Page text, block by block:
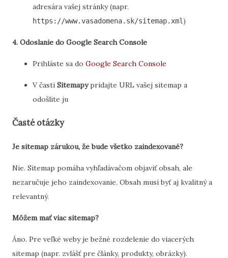
adresára vašej stránky (napr.
https://www.vasadomena.sk/sitemap.xml)
4. Odoslanie do Google Search Console
Prihláste sa do Google Search Console
V časti Sitemapypridajte URL vašej sitemap a
odošlite ju
Časté otázky
Je sitemap zárukou, že bude všetko zaindexované?
Nie. Sitemap pomáha vyhľadávačom objaviť obsah, ale
nezaručuje jeho zaindexovanie. Obsah musí byť aj kvalitný a
relevantný.
Môžem mať viac sitemap?
Áno. Pre veľké weby je bežné rozdelenie do viacerých
sitemap (napr. zvlášť pre články, produkty, obrázky).